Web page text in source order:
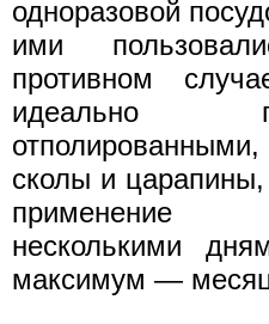
одноразовой
ими
противном
идеально
сколы и
применение
несколькими
максимум —